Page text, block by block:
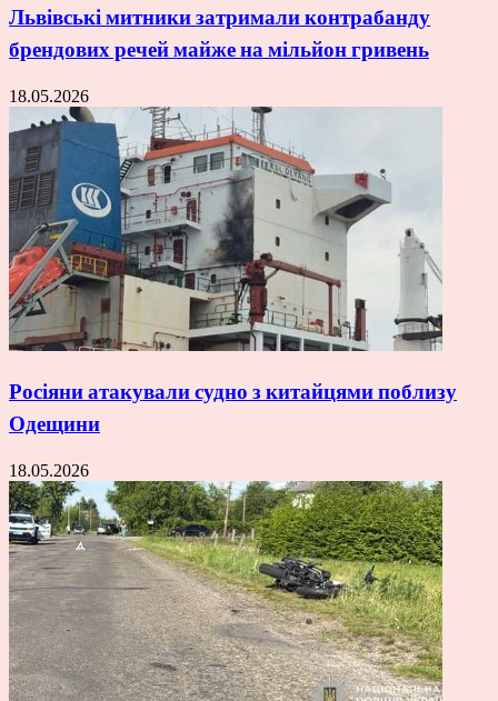
Львівські митники затримали контрабанду
брендових речей майже на мільйон гривень
18.05.2026
Росіяни атакували судно з китайцями поблизу
Одещини
18.05.2026